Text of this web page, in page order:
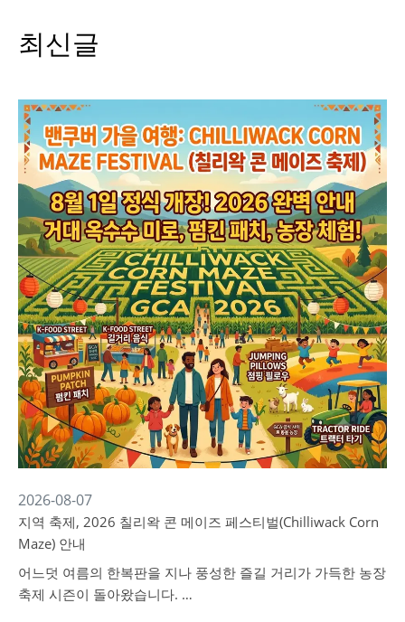
최신글
2026-08-07
지역 축제, 2026 칠리왁 콘 메이즈 페스티벌(Chilliwack Corn
Maze) 안내
어느덧 여름의 한복판을 지나 풍성한 즐길 거리가 가득한 농장
축제 시즌이 돌아왔습니다. …